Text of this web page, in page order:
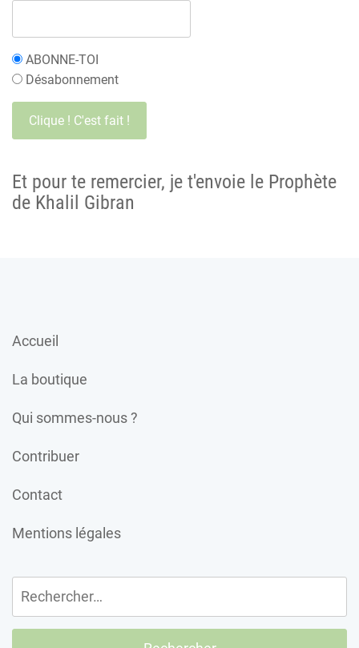
ABONNE-TOI
Désabonnement
Et pour te remercier, je t'envoie le Prophète
de Khalil Gibran
Accueil
La boutique
Qui sommes-nous ?
Contribuer
Contact
Mentions légales
Rechercher :